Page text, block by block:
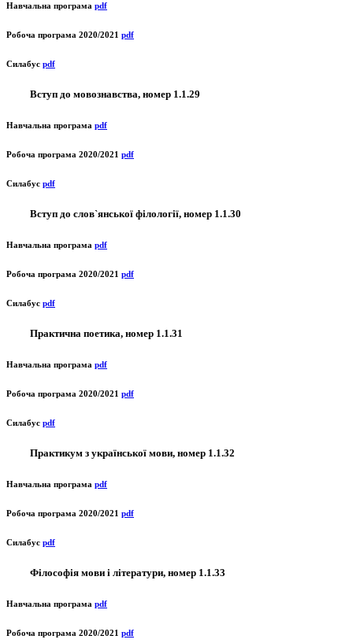
Навчальна програма pdf
Робоча програма 2020/2021 pdf
Силабус pdf
Вступ до мовознавства, номер 1.1.29
Навчальна програма pdf
Робоча програма 2020/2021 pdf
Силабус pdf
Вступ до слов`янської філології, номер 1.1.30
Навчальна програма pdf
Робоча програма 2020/2021 pdf
Силабус pdf
Практична поетика, номер 1.1.31
Навчальна програма pdf
Робоча програма 2020/2021 pdf
Силабус pdf
Практикум з української мови, номер 1.1.32
Навчальна програма pdf
Робоча програма 2020/2021 pdf
Силабус pdf
Філософія мови і літератури, номер 1.1.33
Навчальна програма pdf
Робоча програма 2020/2021 pdf